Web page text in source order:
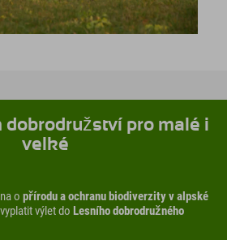
dobrodružství pro malé i
velké
o přírodu a ochranu biodiverzity v alpské
výlet do Lesního dobrodružného